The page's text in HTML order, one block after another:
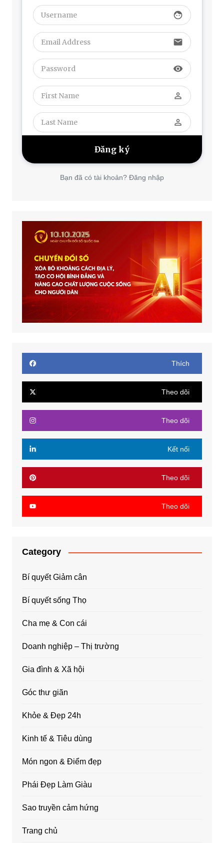
face
email
visibility
perm_identity
perm_identity
Bạn đã có tài khoản? Đăng nhập
Thích
Theo dõi
Theo dõi
Kết nối
Theo dõi
Theo dõi
Category
Bí quyết Giảm cân
Bí quyết sống Thọ
Cha mẹ & Con cái
Doanh nghiệp – Thị trường
Gia đình & Xã hội
Góc thư giãn
Khỏe & Đẹp 24h
Kinh tế & Tiêu dùng
Món ngon & Điểm đẹp
Phái Đẹp Làm Giàu
Sao truyền cảm hứng
Trang chủ